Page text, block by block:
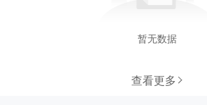
暂无数据
查看更多